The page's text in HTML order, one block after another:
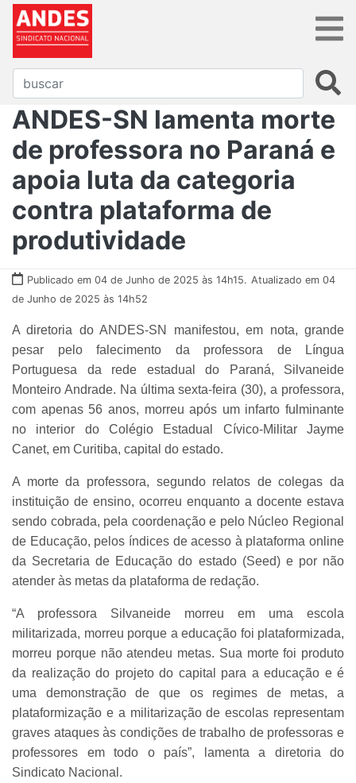
ANDES-SN lamenta morte
de professora no Paraná e
apoia luta da categoria
contra plataforma de
produtividade
Publicado em 04 de Junho de 2025 às 14h15. Atualizado em 04
de Junho de 2025 às 14h52
A diretoria do ANDES-SN manifestou, em nota, grande
pesar pelo falecimento da professora de Língua
Portuguesa da rede estadual do Paraná, Silvaneide
Monteiro Andrade. Na última sexta-feira (30), a professora,
com apenas 56 anos, morreu após um infarto fulminante
no interior do Colégio Estadual Cívico-Militar Jayme
Canet, em Curitiba, capital do estado.
A morte da professora, segundo relatos de colegas da
instituição de ensino, ocorreu enquanto a docente estava
sendo cobrada, pela coordenação e pelo Núcleo Regional
de Educação, pelos índices de acesso à plataforma online
da Secretaria de Educação do estado (Seed) e por não
atender às metas da plataforma de redação.
“A professora Silvaneide morreu em uma escola
militarizada, morreu porque a educação foi plataformizada,
morreu porque não atendeu metas. Sua morte foi produto
da realização do projeto do capital para a educação e é
uma demonstração de que os regimes de metas, a
plataformização e a militarização de escolas representam
graves ataques às condições de trabalho de professoras e
professores em todo o país”, lamenta a diretoria do
Sindicato Nacional.